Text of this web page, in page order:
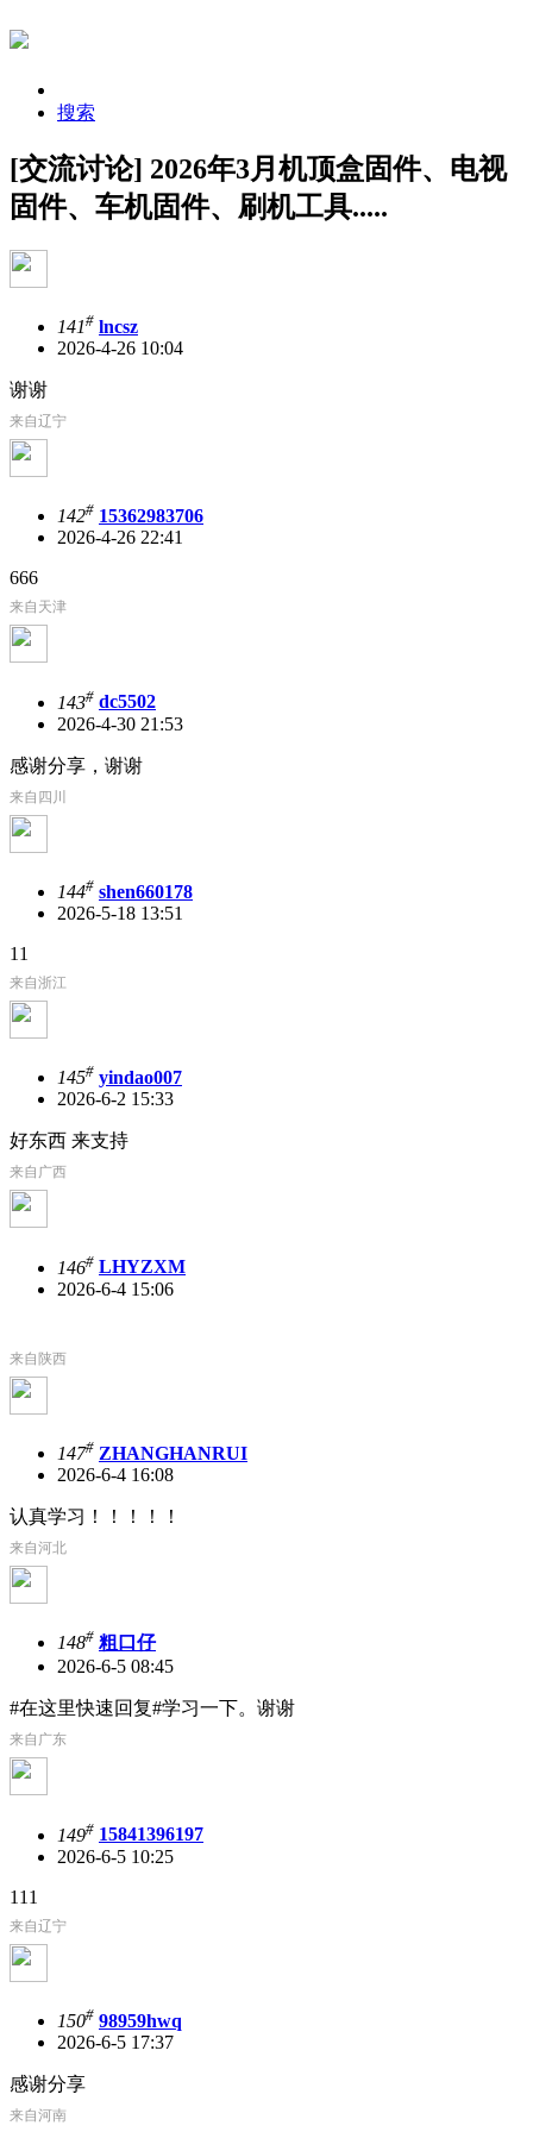
搜索
[交流讨论] 2026年3月机顶盒固件、电视
固件、车机固件、刷机工具.....
141# lncsz
2026-4-26 10:04
谢谢
来自辽宁
142# 15362983706
2026-4-26 22:41
666
来自天津
143# dc5502
2026-4-30 21:53
感谢分享，谢谢
来自四川
144# shen660178
2026-5-18 13:51
11
来自浙江
145# yindao007
2026-6-2 15:33
好东西 来支持
来自广西
146# LHYZXM
2026-6-4 15:06
来自陕西
147# ZHANGHANRUI
2026-6-4 16:08
认真学习！！！！！
来自河北
148# 粗口仔
2026-6-5 08:45
#在这里快速回复#学习一下。谢谢
来自广东
149# 15841396197
2026-6-5 10:25
111
来自辽宁
150# 98959hwq
2026-6-5 17:37
感谢分享
来自河南